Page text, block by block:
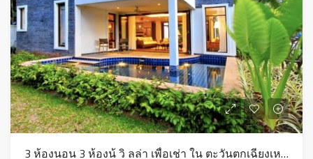
3 ห้องนอน 3 ห้องน้ วิ ลล่า เพื่อเช่า ใน ตะวันตกเฉียงเหนือ – HV0132